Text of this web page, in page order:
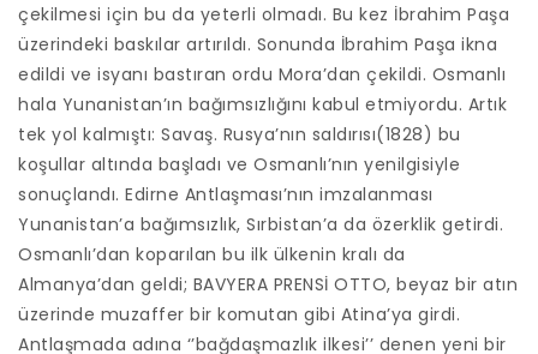
çekilmesi için bu da yeterli olmadı. Bu kez İbrahim Paşa
üzerindeki baskılar artırıldı. Sonunda İbrahim Paşa ikna
edildi ve isyanı bastıran ordu Mora’dan çekildi. Osmanlı
hala Yunanistan’ın bağımsızlığını kabul etmiyordu. Artık
tek yol kalmıştı: Savaş. Rusya’nın saldırısı(1828) bu
koşullar altında başladı ve Osmanlı’nın yenilgisiyle
sonuçlandı. Edirne Antlaşması’nın imzalanması
Yunanistan’a bağımsızlık, Sırbistan’a da özerklik getirdi.
Osmanlı’dan koparılan bu ilk ülkenin kralı da
Almanya’dan geldi; BAVYERA PRENSİ OTTO, beyaz bir atın
üzerinde muzaffer bir komutan gibi Atina’ya girdi.
Antlaşmada adına ‘’bağdaşmazlık ilkesi’’ denen yeni bir